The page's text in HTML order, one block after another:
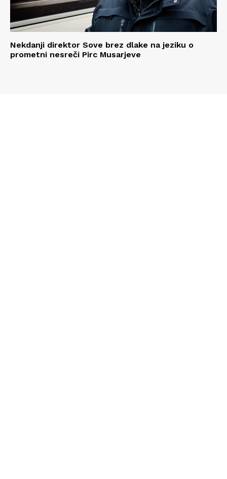
Nekdanji direktor Sove brez dlake na jeziku o
prometni nesreči Pirc Musarjeve